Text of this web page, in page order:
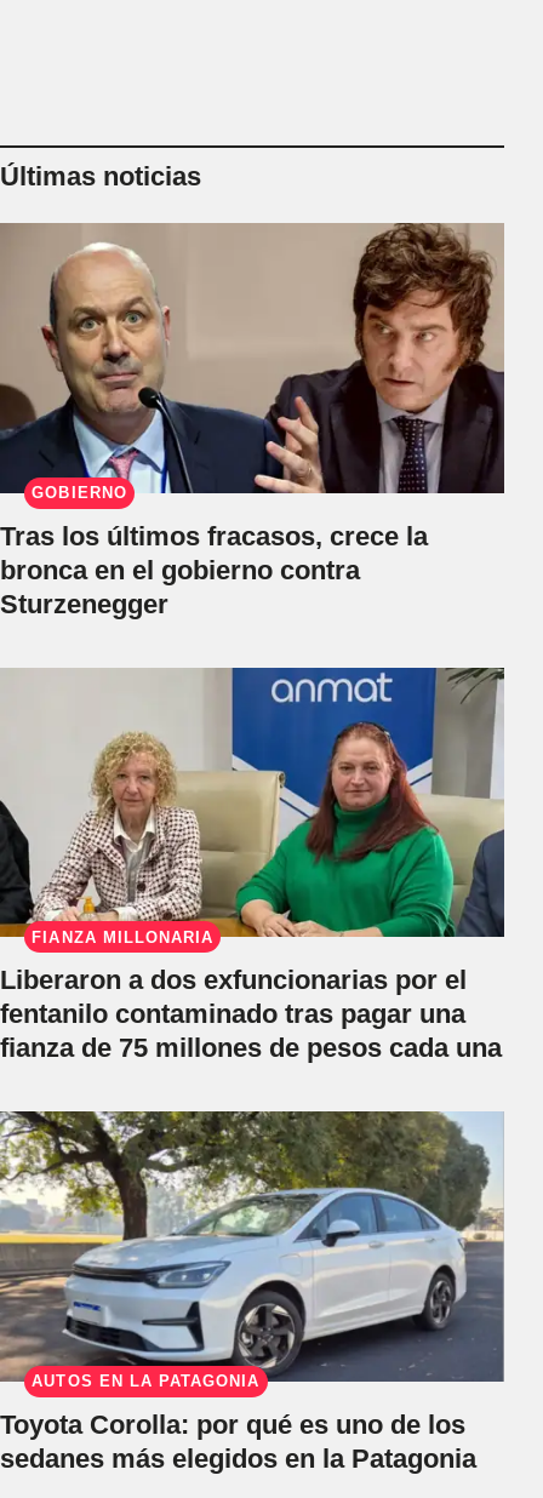
Últimas noticias
GOBIERNO
Tras los últimos fracasos, crece la
bronca en el gobierno contra
Sturzenegger
FIANZA MILLONARIA
Liberaron a dos exfuncionarias por el
fentanilo contaminado tras pagar una
fianza de 75 millones de pesos cada una
AUTOS EN LA PATAGONIA
Toyota Corolla: por qué es uno de los
sedanes más elegidos en la Patagonia